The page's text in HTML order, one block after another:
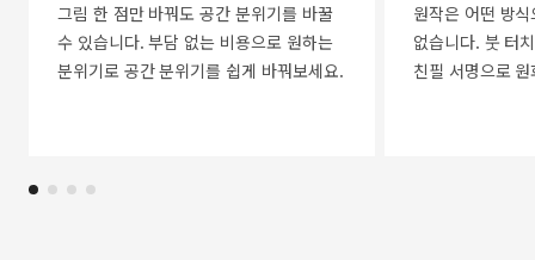
그림 한 점만 바꿔도 공간 분위기를 바꿀
수 있습니다. 부담 없는 비용으로 원하는
분위기로 공간 분위기를 쉽게 바꿔보세요.
원작은 어떤 방
없습니다. 붓 터
친필 서명으로